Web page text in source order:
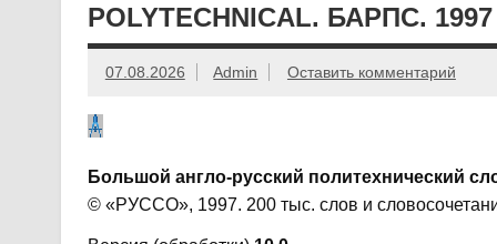
POLYTECHNICAL. БАРПС. 1997
07.08.2026 Admin Оставить комментарий
Большой англо-русский политехнический
© «РУССО», 1997. 200 тыс. слов и